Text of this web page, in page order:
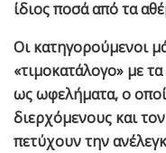
ίδιος ποσά από τα
Οι κατηγορούμενοι
«τιμοκατάλογο» με
ως ωφελήματα, ο
διερχόμενους και
πετύχουν την